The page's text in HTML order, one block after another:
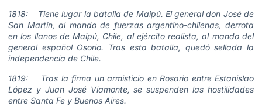
1818: Tiene lugar la batalla de Maipú. El general don José de
San Martín, al mando de fuerzas argentino-chilenas, derrota
en los llanos de Maipú, Chile, al ejército realista, al mando del
general español Osorio. Tras esta batalla, quedó sellada la
independencia de Chile.
1819: Tras la firma un armisticio en Rosario entre Estanislao
López y Juan José Viamonte, se suspenden las hostilidades
entre Santa Fe y Buenos Aires.